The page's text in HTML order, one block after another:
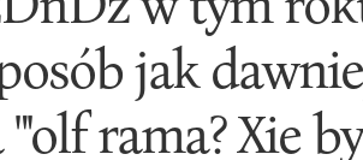
jak
rama? Xie